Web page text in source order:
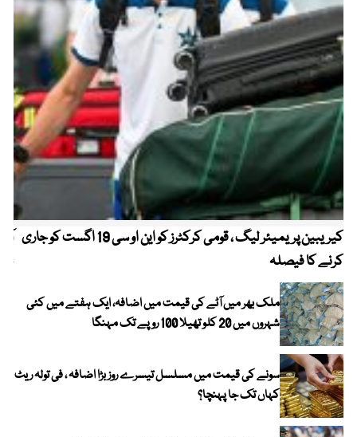
کیریبین پریمیئر لیگ ، قومی کرکٹرز کو این او سی 19 اگست کو جاری
کرنے کا فیصلہ
ملک بھر میں آٹے کی قیمت میں اضافہ، ایک ہفتے میں کئی
شہروں میں 20 کلو تھیلا 100 روپے تک مہنگا
سونے کی قیمت میں مسلسل تیسرے روز بڑا اضافہ ، فی تولہ ریٹ
کہاں تک جا پہنچا؟